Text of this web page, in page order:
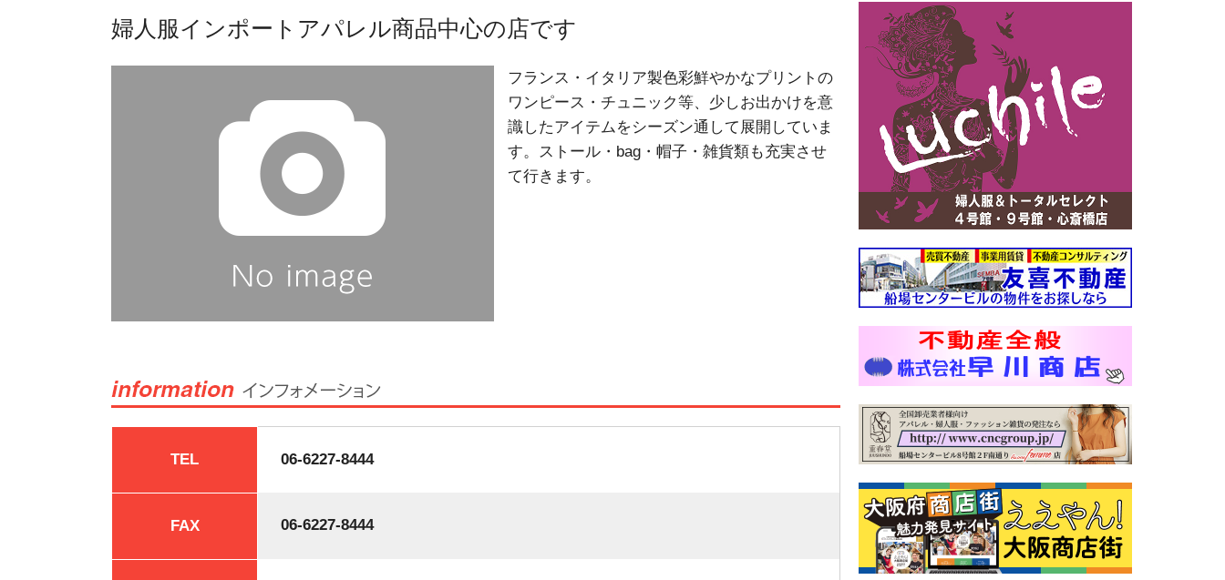
婦人服インポートアパレル商品中心の店です
フランス・イタリア製色彩鮮やかなプリントの
ワンピース・チュニック等、少しお出かけを意
識したアイテムをシーズン通して展開していま
す。ストール・bag・帽子・雑貨類も充実させ
て行きます。
TEL 06-6227-8444
FAX 06-6227-8444